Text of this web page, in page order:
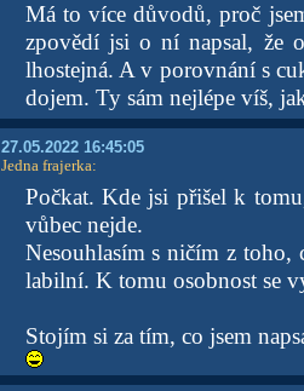
Má to více důvodů, proč
zpovědí jsi o ní napsal, že
lhostejná. A v porovnání s
dojem. Ty sám nejlépe víš,
27.05.2022 16:45:05
Jedna frajerka:
Počkat. Kde jsi přišel k
vůbec nejde.
Nesouhlasím s ničím z
labilní. K tomu osobnost se
Stojím si za tím, co jsem